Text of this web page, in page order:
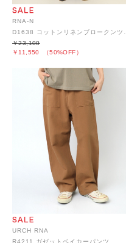
RNA-N
D1638 コット
￥11,550 （50%OFF）
￥23,100
URCH RNA
R4211 ガゼットベイカーパンツ